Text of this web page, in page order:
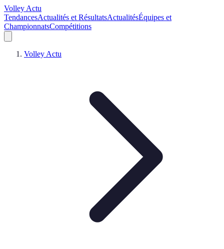
Volley Actu
TendancesActualités et RésultatsActualitésÉquipes et
ChampionnatsCompétitions
Volley Actu